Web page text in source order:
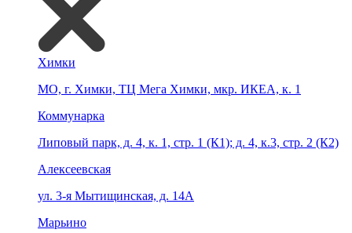
Химки
МО, г. Химки, ТЦ Мега Химки, мкр. ИКЕА, к. 1
Коммунарка
Липовый парк, д. 4, к. 1, стр. 1 (К1); д. 4, к.3, стр. 2 (К2)
Алексеевская
ул. 3-я Мытищинская, д. 14А
Марьино